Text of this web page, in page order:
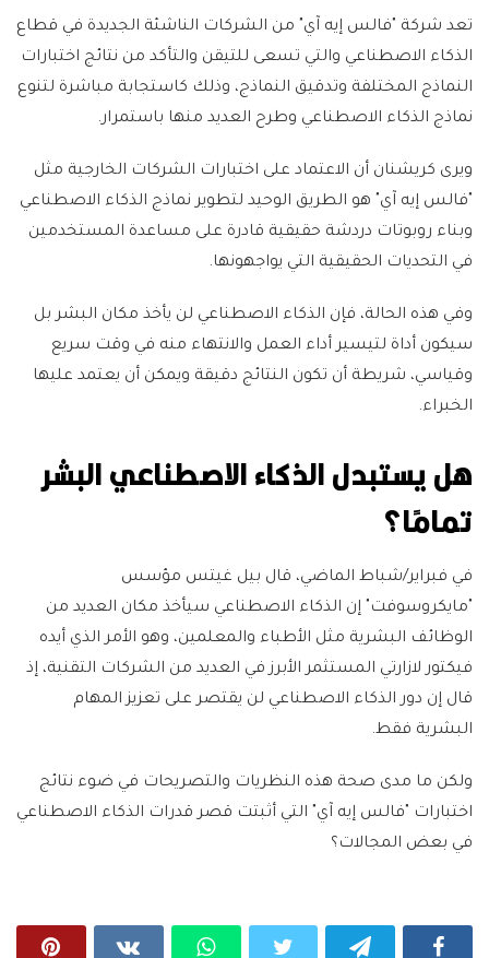
تعد شركة "فالس إيه آي" من الشركات الناشئة الجديدة في قطاع
الذكاء الاصطناعي والتي تسعى للتيقن والتأكد من نتائج اختبارات
النماذج المختلفة وتدقيق النماذج، وذلك كاستجابة مباشرة لتنوع
نماذج الذكاء الاصطناعي وطرح العديد منها باستمرار.
ويرى كريشنان أن الاعتماد على اختبارات الشركات الخارجية مثل
"فالس إيه آي" هو الطريق الوحيد لتطوير نماذج الذكاء الاصطناعي
وبناء روبوتات دردشة حقيقية قادرة على مساعدة المستخدمين
في التحديات الحقيقية التي يواجهونها.
وفي هذه الحالة، فإن الذكاء الاصطناعي لن يأخذ مكان البشر بل
سيكون أداة لتيسير أداء العمل والانتهاء منه في وقت سريع
وقياسي، شريطة أن تكون النتائج دقيقة ويمكن أن يعتمد عليها
الخبراء.
هل يستبدل الذكاء الاصطناعي البشر
تمامًا؟
في فبراير/شباط الماضي، قال بيل غيتس مؤسس
"مايكروسوفت" إن الذكاء الاصطناعي سيأخذ مكان العديد من
الوظائف البشرية مثل الأطباء والمعلمين، وهو الأمر الذي أيده
فيكتور لازارتي المستثمر الأبرز في العديد من الشركات التقنية، إذ
قال إن دور الذكاء الاصطناعي لن يقتصر على تعزيز المهام
البشرية فقط.
ولكن ما مدى صحة هذه النظريات والتصريحات في ضوء نتائج
اختبارات "فالس إيه آي" التي أثبتت قصر قدرات الذكاء الاصطناعي
في بعض المجالات؟